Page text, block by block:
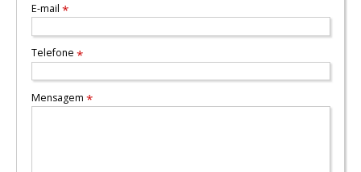
E-mail *
Telefone *
Mensagem *